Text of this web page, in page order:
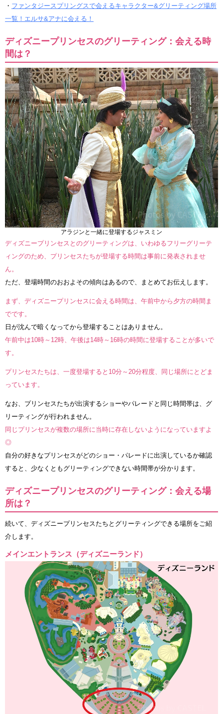
・ ファンタジースプリングスで会えるキャラクター&グリーティング場所
一覧！エルサ&アナに会える！
ディズニープリンセスのグリーティング：会える時
間は？
アラジンと一緒に登場するジャスミン
ディズニープリンセスとのグリーティングは、いわゆるフリーグリーテ
ィングのため、プリンセスたちが登場する時間は事前に発表されませ
ん。
ただ、登場時間のおおよその傾向はあるので、まとめてお伝えします。
まず、ディズニープリンセスに会える時間は、午前中から夕方の時間ま
でです。
日が沈んで暗くなってから登場することはありません。
午前中は10時～12時、午後は14時～16時の時間に登場することが多いで
す。
プリンセスたちは、一度登場すると10分～20分程度、同じ場所にとどま
っています。
なお、プリンセスたちが出演するショーやパレードと同じ時間帯は、グ
リーティングが行われません。
同じプリンセスが複数の場所に当時に存在しないようになっていますよ
◎
自分の好きなプリンセスがどのショー・パレードに出演しているか確認
すると、少なくともグリーティングできない時間帯が分かります。
ディズニープリンセスのグリーティング：会える場
所は？
続いて、ディズニープリンセスたちとグリーティングできる場所をご紹
介します。
メインエントランス（ディズニーランド）